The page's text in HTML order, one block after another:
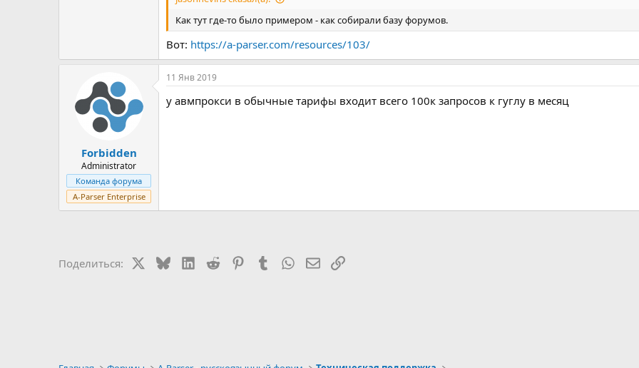
Как тут где-то было примером - как собирали базу форумов.
Вот: https://a-parser.com/resources/103/
Forbidden
Administrator
Команда форума
A-Parser Enterprise
11 Янв 2019
у авмпрокси в обычные тарифы входит всего 100к запросов к гуглу в месяц
Поделиться: BlueskyLinkedIn
Reddit PinterestTumblrWhatsAppЭлектронная почта
Ссылка